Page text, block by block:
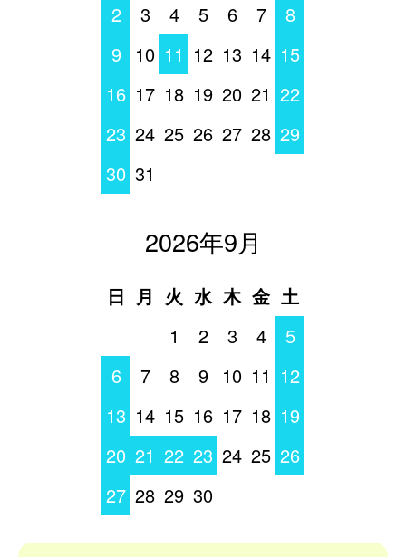
2
3 4 5 6 7
8
9
10 11 12 13 14 15
16 17 18 19 20 21 22
23 24 25 26 27 28 29
30 31
2026年9月
日 月 火 水 木 金 土
1
2 3 4
5
6
7 8 9 10 11 12
13 14 15 16 17 18 19
20 21 22 23 24 25 26
27 28 29 30